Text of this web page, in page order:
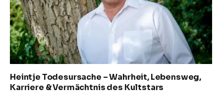
Heintje Todesursache – Wahrheit, Lebensweg,
Karriere & Vermächtnis des Kultstars